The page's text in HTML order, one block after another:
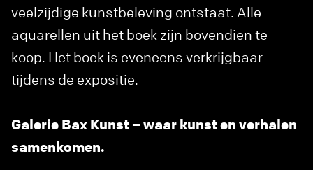
veelzijdige kunstbeleving ontstaat. Alle
aquarellen uit het boek zijn bovendien te
koop. Het boek is eveneens verkrijgbaar
tijdens de expositie.
Galerie Bax Kunst – waar kunst en verhalen
samenkomen.